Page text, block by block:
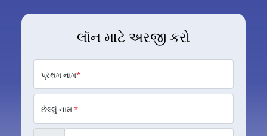
લૉન માટે અરજી કરો
પ્રથમ નામ*
છેલ્લું નામ*